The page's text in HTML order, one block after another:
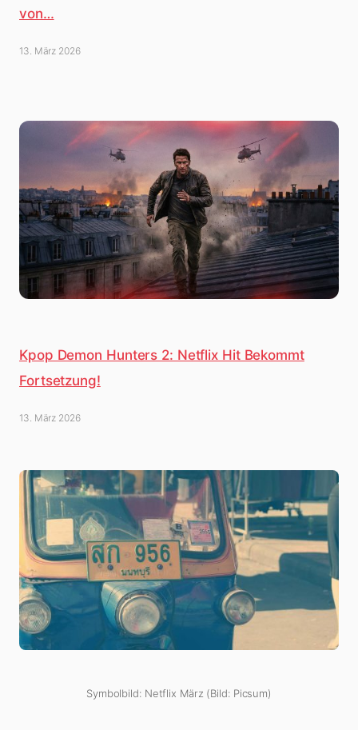
von…
13. März 2026
Kpop Demon Hunters 2: Netflix Hit Bekommt
Fortsetzung!
13. März 2026
Symbolbild: Netflix März (Bild: Picsum)